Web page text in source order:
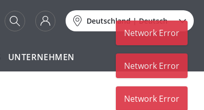
Deutschland|Deutsch
UNTERNEHMEN
Network Error
Network Error
Network Error